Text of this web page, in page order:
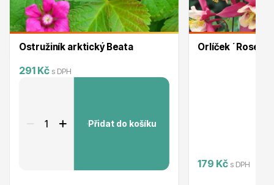
Popínavé rostliny
Ostružiník arktický Beata
291 Kč s DPH
Přidat do košíku
Orlíček ´Rose
179 Kč s DPH